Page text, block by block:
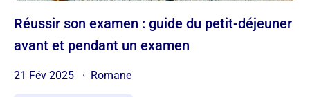
Réussir son examen : guide du petit-déjeuner
avant et pendant un examen
21 Fév 2025 Romane